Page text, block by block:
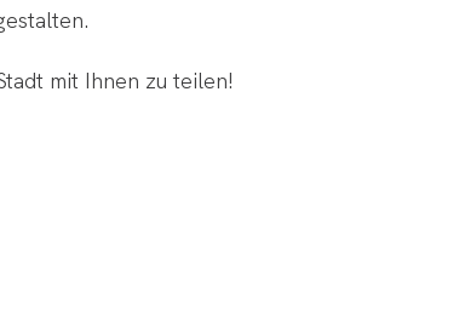
mit Ihnen zu teilen!